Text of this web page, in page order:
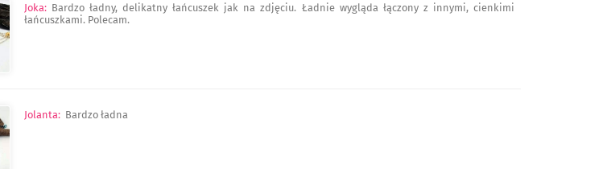
Joka: Bardzo ładny, delikatny łańcuszek jak na zdjęciu. Ładnie wygląda łączony z innymi, cienkimi
łańcuszkami. Polecam.
Jolanta: Bardzo ładna